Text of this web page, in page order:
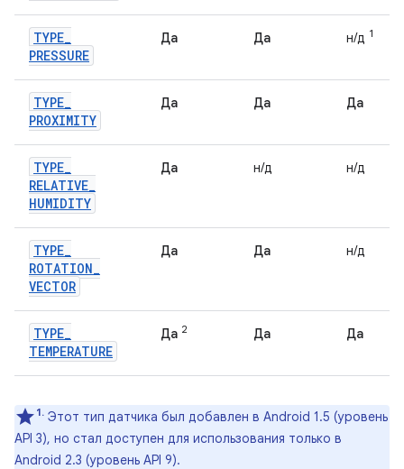
TYPE_
PRESSURE
Да Да н/д 1
TYPE_
PROXIMITY
Да Да Да
TYPE_
RELATIVE_
HUMIDITY
Да н/д н/д
TYPE_
ROTATION_
VECTOR
Да Да н/д
TYPE_
TEMPERATURE
Да 2 Да Да
1. Этот тип датчика был добавлен в Android 1.5 (уровень
API 3), но стал доступен для использования только в
Android 2.3 (уровень API 9).